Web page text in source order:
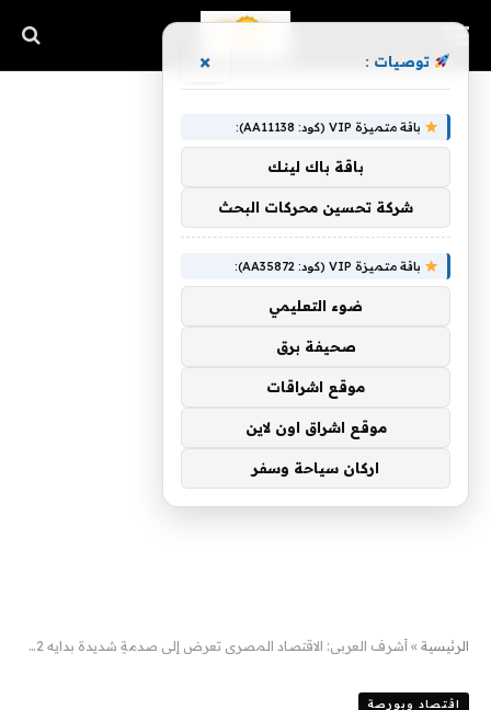
الرئيسية » أشرف العربى: الاقتصاد المصرى تعرض إلى صدمةٍ شديدة بدايه 2022
اقتصاد وبورصة
توصيات : ×
باقة متميزة VIP (كود: AA11138):
باقة باك لينك
شركة تحسين محركات البحث
باقة متميزة VIP (كود: AA35872):
ضوء التعليمي
صحيفة برق
موقع اشراقات
موقع اشراق اون لاين
اركان سياحة وسفر